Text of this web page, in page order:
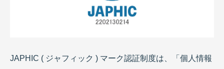
JAPHIC ( ジャフィック ) マーク認証制度は、「個人情報